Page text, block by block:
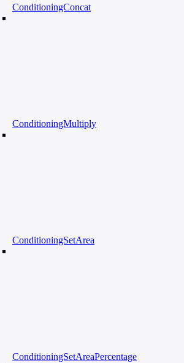
ConditioningConcat
ConditioningMultiply
ConditioningSetArea
ConditioningSetAreaPercentage